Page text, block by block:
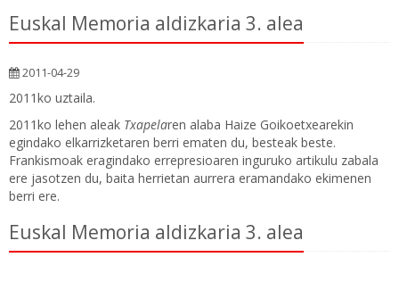
Euskal Memoria aldizkaria 3. alea
2011-04-29
2011ko uztaila.
2011ko lehen aleak Txapelaren alaba Haize Goikoetxearekin
egindako elkarrizketaren berri ematen du, besteak beste.
Frankismoak eragindako errepresioaren inguruko artikulu zabala
ere jasotzen du, baita herrietan aurrera eramandako ekimenen
berri ere.
Euskal Memoria aldizkaria 3. alea